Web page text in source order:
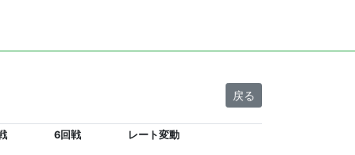
戻る
6回戦 レート変動